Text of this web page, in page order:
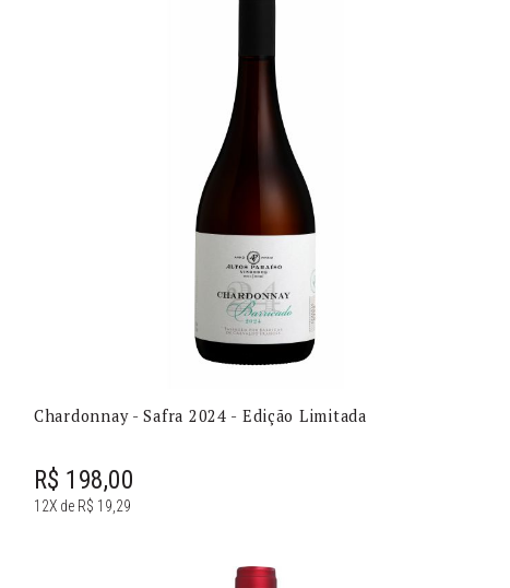
Chardonnay - Safra 2024 - Edição Limitada
R$ 198,00
12X de R$ 19,29